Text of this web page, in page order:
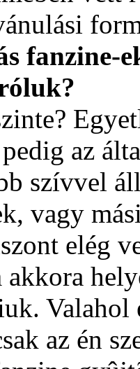
fanzine-
az
szívvel
vagy
elég
akkora
Valahol
az én